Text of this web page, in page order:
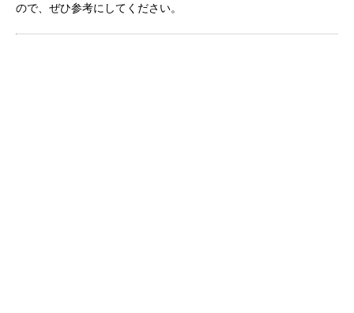
ので、ぜひ参考にしてください。